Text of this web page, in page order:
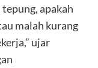
apakah
malah kurang
ujar